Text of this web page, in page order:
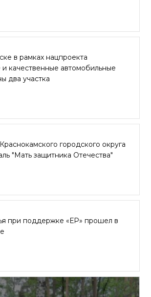
в рамках нацпроекта
качественные автомобильные
два участка
городского округа
"Мать защитника Отечества"
при поддержке «ЕР» прошел в